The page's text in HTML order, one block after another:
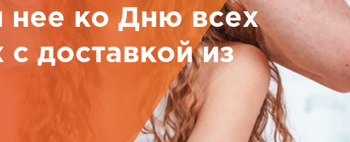
нее ко Дню всех
доставкой из